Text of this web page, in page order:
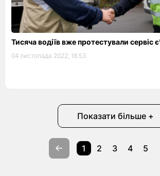
Тисяча водіїв вже протестували сервіс
04 листопада 2022, 18:53
Показати більше +
1 2 3 4 5